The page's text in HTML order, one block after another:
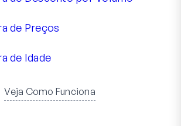
de Preços
de Idade
Veja Como Funciona